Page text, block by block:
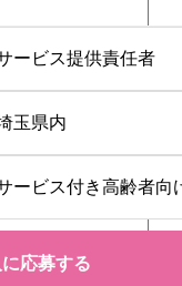
ービス提供責任者
玉県内
ービス付き高齢者向